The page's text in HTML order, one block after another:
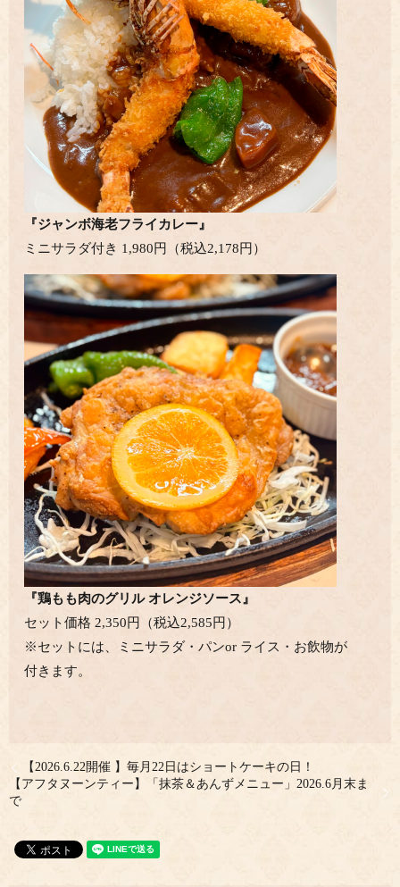
『ジャンボ海老フライカレー』
ミニサラダ付き 1,980円（税込2,178円）
『鶏もも肉のグリル オレンジソース』
セット価格 2,350円（税込2,585円）
※セットには、ミニサラダ・パンor ライス・お飲物が
付きます。
【2026.6.22開催 】毎月22日はショートケーキの日！
【アフタヌーンティー】「抹茶＆あんずメニュー」2026.6月末ま
で